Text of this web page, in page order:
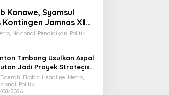
Konawe, Syamsul
Kontingen Jamnas XII
Nasional, Pendidikan, Politik
Timbang Usulkan Aspal
Jadi Proyek Strategis
Ekobis, Headline, Metro,
Politik
08/2026